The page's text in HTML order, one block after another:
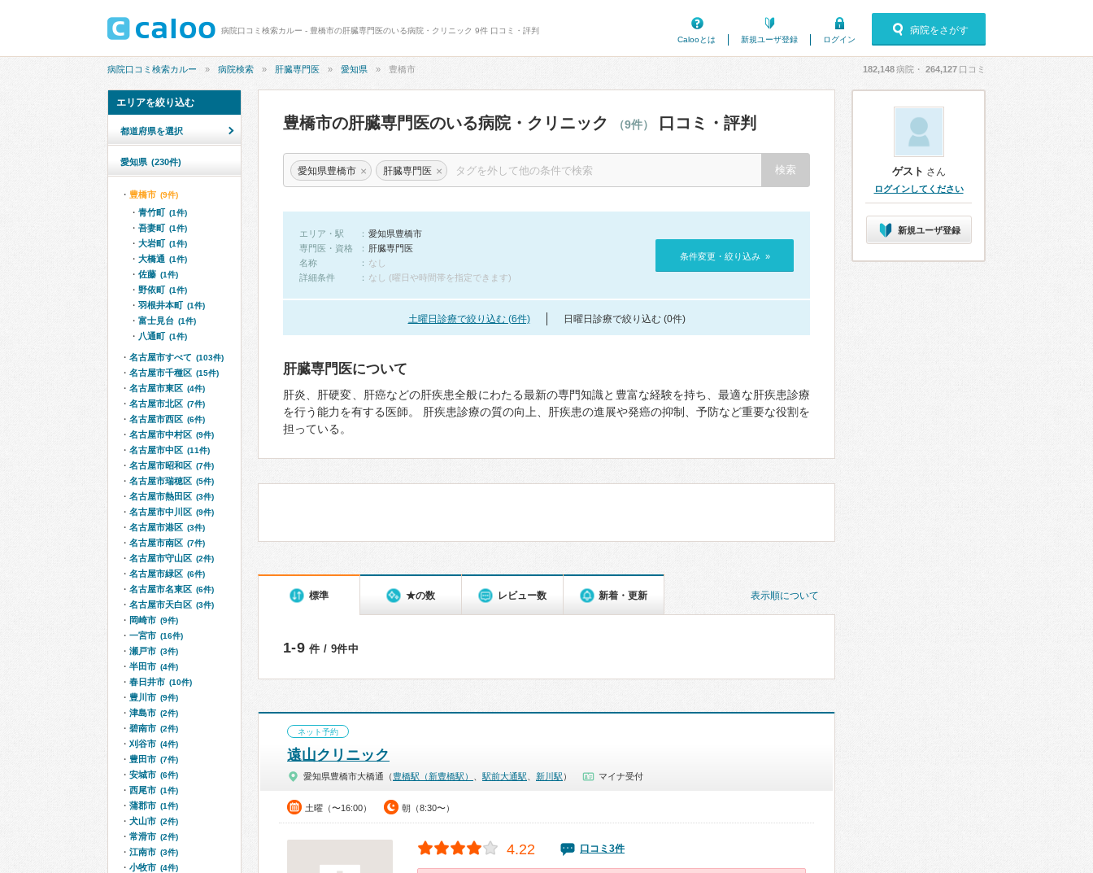
病院口コミ検索カルー - 豊橋市の肝臓専門医のいる病院・クリニック 9件 口コミ・評判
Calooとは
新規ユーザ登録 ログイン
病院をさがす
病院口コミ検索カルー 病院検索 肝臓専門医 愛知県 豊橋市 182,148病院・ 264,127 口コミ
豊橋市の肝臓専門医のいる病院・クリニック （9件） 口コミ・評判
愛知県豊橋市 × 肝臓専門医 ×
エリア・駅
愛知県豊橋市
専門医・資格
肝臓専門医
名称
なし
詳細条件
なし (曜日や時間帯を指定できます)
条件変更・絞り込み »
土曜日診療で絞り込む (6件) 日曜日診療で絞り込む (0件)
肝臓専門医について
肝炎、肝硬変、肝癌などの肝疾患全般にわたる最新の専門知識と豊富な経験を持ち、最適な肝疾患診療
を行う能力を有する医師。 肝疾患診療の質の向上、肝疾患の進展や発癌の抑制、予防など重要な役割を
担っている。
表示順について
標準 ★の数 レビュー数 新着・更新
1-9 件 / 9件中
ネット予約
遠山クリニック
愛知県豊橋市大橋通（ 豊橋駅（新豊橋駅） 駅前大通駅 新川駅 ） マイナ受付
土曜（〜16:00） 朝（8:30〜）
4.22 口コミ3件
エリアを絞り込む
都道府県を選択
愛知県 (230件)
豊橋市 (9件)
青竹町 (1件)
吾妻町 (1件)
大岩町 (1件)
大橋通 (1件)
佐藤 (1件)
野依町 (1件)
羽根井本町 (1件)
富士見台 (1件)
八通町 (1件)
名古屋市すべて (103件)
名古屋市千種区 (15件)
名古屋市東区 (4件)
名古屋市北区 (7件)
名古屋市西区 (6件)
名古屋市中村区 (9件)
名古屋市中区 (11件)
名古屋市昭和区 (7件)
名古屋市瑞穂区 (5件)
名古屋市熱田区 (3件)
名古屋市中川区 (9件)
名古屋市港区 (3件)
名古屋市南区 (7件)
名古屋市守山区 (2件)
名古屋市緑区 (6件)
名古屋市名東区 (6件)
名古屋市天白区 (3件)
岡崎市 (9件)
一宮市 (16件)
瀬戸市 (3件)
半田市 (4件)
春日井市 (10件)
豊川市 (9件)
津島市 (2件)
碧南市 (2件)
刈谷市 (4件)
豊田市 (7件)
安城市 (6件)
西尾市 (1件)
蒲郡市 (1件)
犬山市 (2件)
常滑市 (2件)
江南市 (3件)
小牧市 (4件)
ゲスト さん
ログインしてください
新規ユーザ登録